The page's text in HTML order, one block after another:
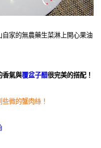
家的無農藥生菜淋上開心果油
香氣與覆盆子醋很完美的搭配！
微的蟹肉絲！